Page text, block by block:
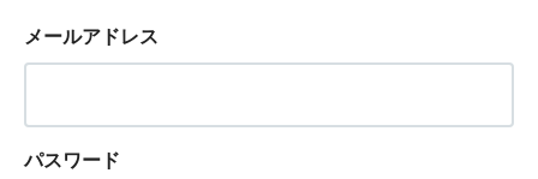
メールアドレス
パスワード